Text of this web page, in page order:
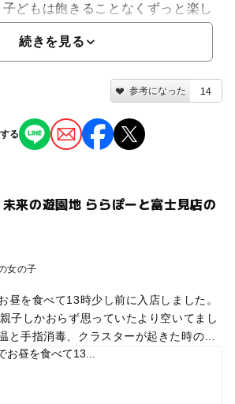
どもは飽きることなくずっと楽し
続きを見る
参考になった 14
る
来の遊園地 ららぽーと富士見店の
女の子
昼を食べて13時少し前に入店しました。
子しかおらず思っていたより空いてまし
と手指消毒、クラスターが起きた時のた
りました。 2歳8ヶ月になり、ようやく前